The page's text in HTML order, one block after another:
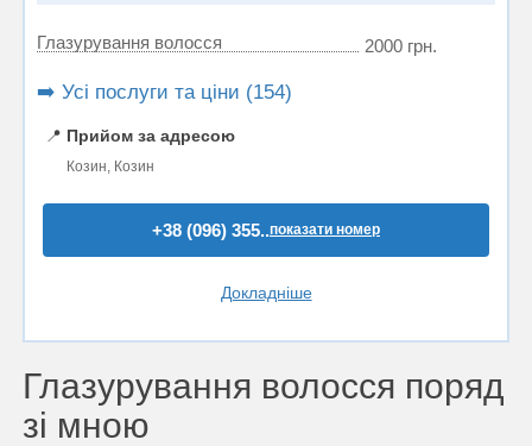
Глазурування волосся 2000 грн.
➡️ Усі послуги та ціни (154)
📍 Прийом за адресою
Козин, Козин
+38 (096) 355..показати номер
Докладніше
Глазурування волосся поряд
зі мною